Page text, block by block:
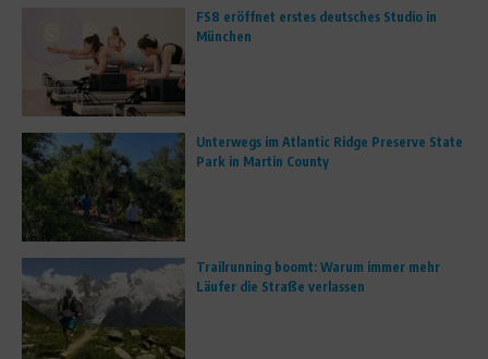
FS8 eröffnet erstes deutsches Studio in
München
Unterwegs im Atlantic Ridge Preserve State
Park in Martin County
Trailrunning boomt: Warum immer mehr
Läufer die Straße verlassen